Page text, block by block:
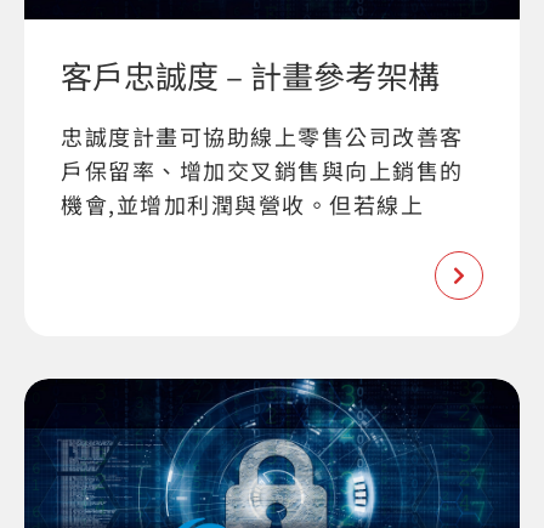
客戶忠誠度 – 計畫參考架構
忠誠度計畫可協助線上零售公司改善客
戶保留率、增加交叉銷售與向上銷售的
機會,並增加利潤與營收。但若線上